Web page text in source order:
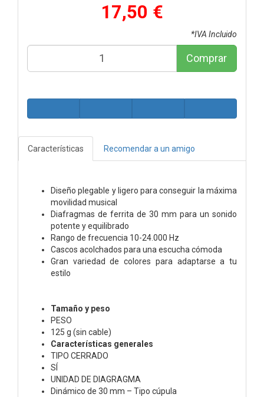
17,50 €
*IVA Incluido
Comprar
Características Recomendar a un amigo
Diseño plegable y ligero para conseguir la máxima
movilidad musical
Diafragmas de ferrita de 30 mm para un sonido
potente y equilibrado
Rango de frecuencia 10-24.000 Hz
Cascos acolchados para una escucha cómoda
Gran variedad de colores para adaptarse a tu
estilo
Tamaño y peso
PESO
125 g (sin cable)
Características generales
TIPO CERRADO
SÍ
UNIDAD DE DIAGRAGMA
Dinámico de 30 mm – Tipo cúpula